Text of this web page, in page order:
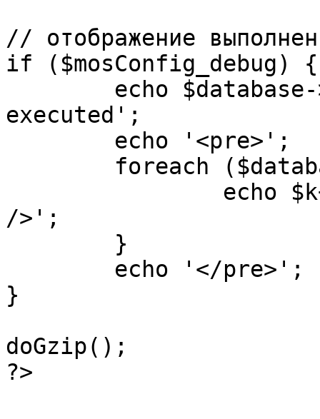
// отображение
if ($mosConfig_debug) {
executed';
/>';
}
doGzip();
?>